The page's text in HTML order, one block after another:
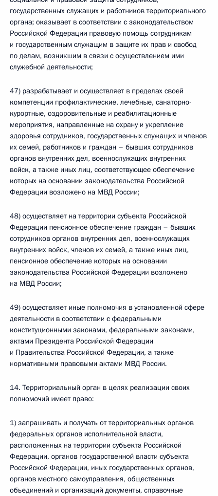
государственных служащих и работников территориального
органа; оказывает в соответствии с законодательством
Российской Федерации правовую помощь сотрудникам
и государственным служащим в защите их прав и свобод
по делам, возникшим в связи с осуществлением ими
служебной деятельности;
47) разрабатывает и осуществляет в пределах своей
компетенции профилактические, лечебные, санаторно-
курортные, оздоровительные и реабилитационные
мероприятия, направленные на охрану и укрепление
здоровья сотрудников, государственных служащих и членов
их семей, работников и граждан – бывших сотрудников
органов внутренних дел, военнослужащих внутренних
войск, а также иных лиц, соответствующее обеспечение
которых на основании законодательства Российской
Федерации возложено на МВД России;
48) осуществляет на территории субъекта Российской
Федерации пенсионное обеспечение граждан – бывших
сотрудников органов внутренних дел, военнослужащих
внутренних войск, членов их семей, а также иных лиц,
пенсионное обеспечение которых на основании
законодательства Российской Федерации возложено
на МВД России;
49) осуществляет иные полномочия в установленной сфере
деятельности в соответствии с федеральными
конституционными законами, федеральными законами,
актами Президента Российской Федерации
и Правительства Российской Федерации, а также
нормативными правовыми актами МВД России.
14. Территориальный орган в целях реализации своих
полномочий имеет право:
1) запрашивать и получать от территориальных органов
федеральных органов исполнительной власти,
расположенных на территории субъекта Российской
Федерации, органов государственной власти субъекта
Российской Федерации, иных государственных органов,
органов местного самоуправления, общественных
объединений и организаций документы, справочные